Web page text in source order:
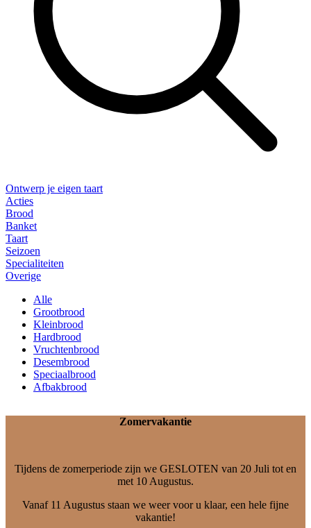
Ontwerp je eigen taart
Acties
Brood
Banket
Taart
Seizoen
Specialiteiten
Overige
Alle
Grootbrood
Kleinbrood
Hardbrood
Vruchtenbrood
Desembrood
Speciaalbrood
Afbakbrood
Zomervakantie
Tijdens de zomerperiode zijn we GESLOTEN van 20 Juli tot en
met 10 Augustus.
Vanaf 11 Augustus staan we weer voor u klaar, een hele fijne
vakantie!